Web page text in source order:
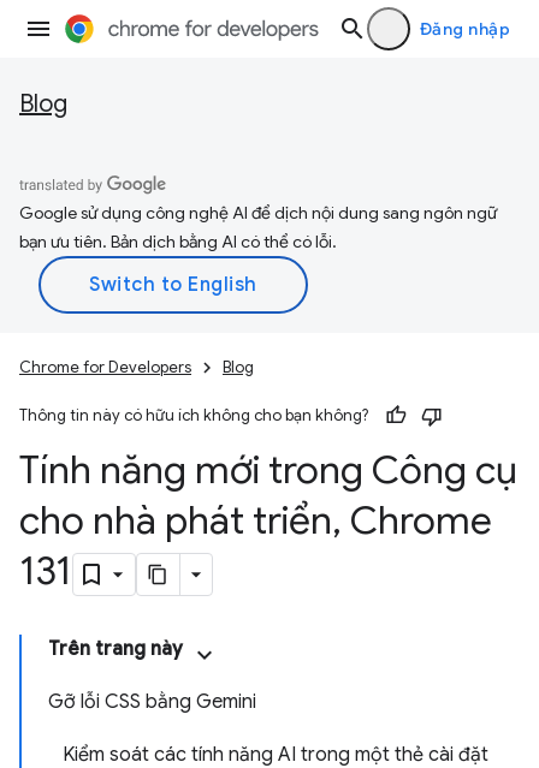
Đăng nhập
Blog
Google sử dụng công nghệ AI để dịch nội dung sang ngôn ngữ
bạn ưu tiên. Bản dịch bằng AI có thể có lỗi.
Chrome for Developers Blog
Thông tin này có hữu ích không cho bạn không?
Tính năng mới trong Công cụ
cho nhà phát triển, Chrome
131
Trên trang này
Gỡ lỗi CSS bằng Gemini
Kiểm soát các tính năng AI trong một thẻ cài đặt